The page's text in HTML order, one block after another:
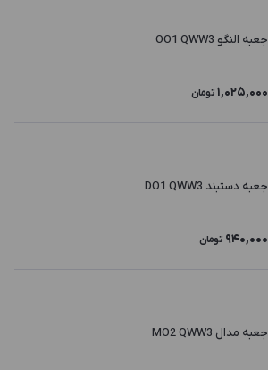
جعبه النگو OO1 QWW3
1,025,000 تومان
جعبه دستبند DO1 QWW3
940,000 تومان
جعبه مدال MO2 QWW3